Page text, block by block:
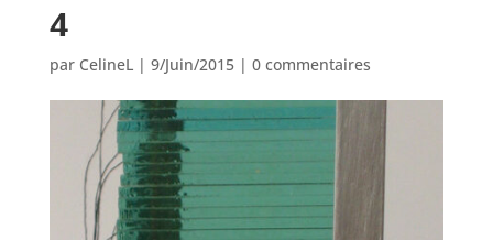
4
par CelineL| 9/Juin/2015| 0 commentaires